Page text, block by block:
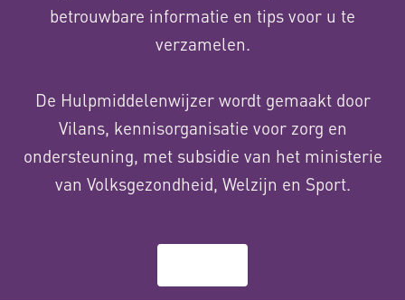
betrouwbare informatie en tips voor u te
verzamelen.
De Hulpmiddelenwijzer wordt gemaakt door
Vilans, kennisorganisatie voor zorg en
ondersteuning, met subsidie van het ministerie
van Volksgezondheid, Welzijn en Sport.